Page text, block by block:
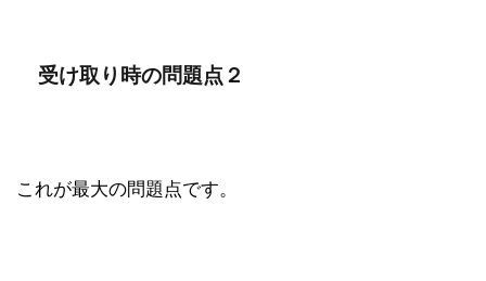
受け取り時の問題点２
これが最大の問題点です。